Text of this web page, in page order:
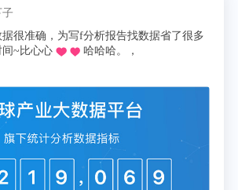
那句：“我要开心coding到80！”。
到。
告找数据省了很多
。，
同学推荐的o，不